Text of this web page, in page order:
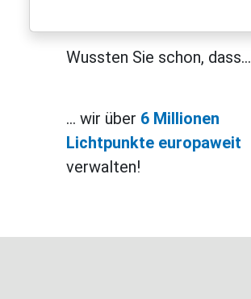
Wussten Sie schon, dass…
… wir über 6 Millionen
Lichtpunkte europaweit
verwalten!